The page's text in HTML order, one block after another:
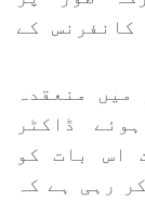
کانفرنس کے
منعقدہ
ڈاکٹر
اس بات کو
رہی ہے کہ